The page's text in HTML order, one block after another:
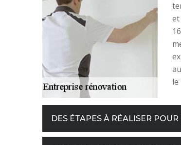
et
le
DES ÉTAPES À RÉALISER